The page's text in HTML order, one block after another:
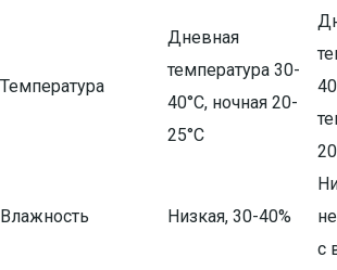
Температура
Дневная
температура 30-
40°C, ночная 20-
25°C
Влажность Низкая, 30-40%
с